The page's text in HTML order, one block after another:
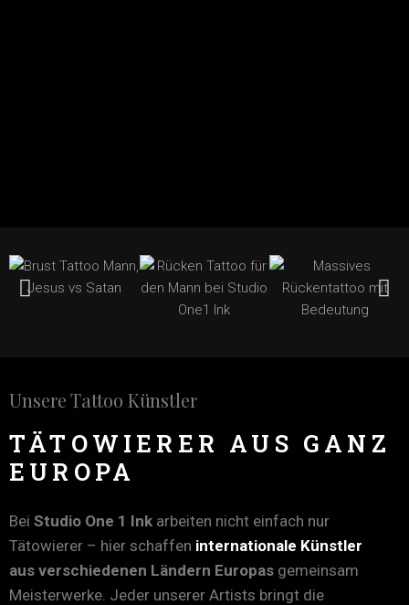
Unsere Tattoo Künstler
TÄTOWIERER AUS GANZ
EUROPA
Bei Studio One 1 Ink arbeiten nicht einfach nur
Tätowierer – hier schaffen internationale Künstler
aus verschiedenen Ländern Europas gemeinsam
Meisterwerke. Jeder unserer Artists bringt die